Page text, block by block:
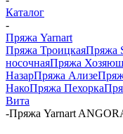
Каталог
-
Пряжа Yarnart
Пряжа ТроицкаяПряжа
носочнаяПряжа
НазарПряжа Ализе
НакоПряжа Пехорка
Вита
-Пряжа Yarnart